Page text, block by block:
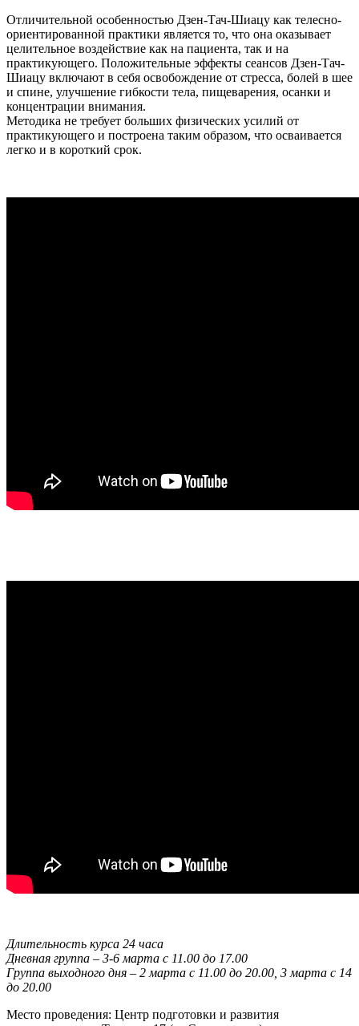
Отличительной особенностью Дзен-Тач-Шиацу как телесно-
ориентированной практики является то, что она оказывает
целительное воздействие как на пациента, так и на
практикующего. Положительные эффекты сеансов Дзен-Тач-
Шиацу включают в себя освобождение от стресса, болей в шее
и спине, улучшение гибкости тела, пищеварения, осанки и
концентрации внимания.
Методика не требует больших физических усилий от
практикующего и построена таким образом, что осваивается
легко и в короткий срок.
Длительность курса 24 часа
Дневная группа – 3-6 марта с 11.00 до 17.00
Группа выходного дня – 2 марта с 11.00 до 20.00, 3 марта с 14
до 20.00
Место проведения: Центр подготовки и развития